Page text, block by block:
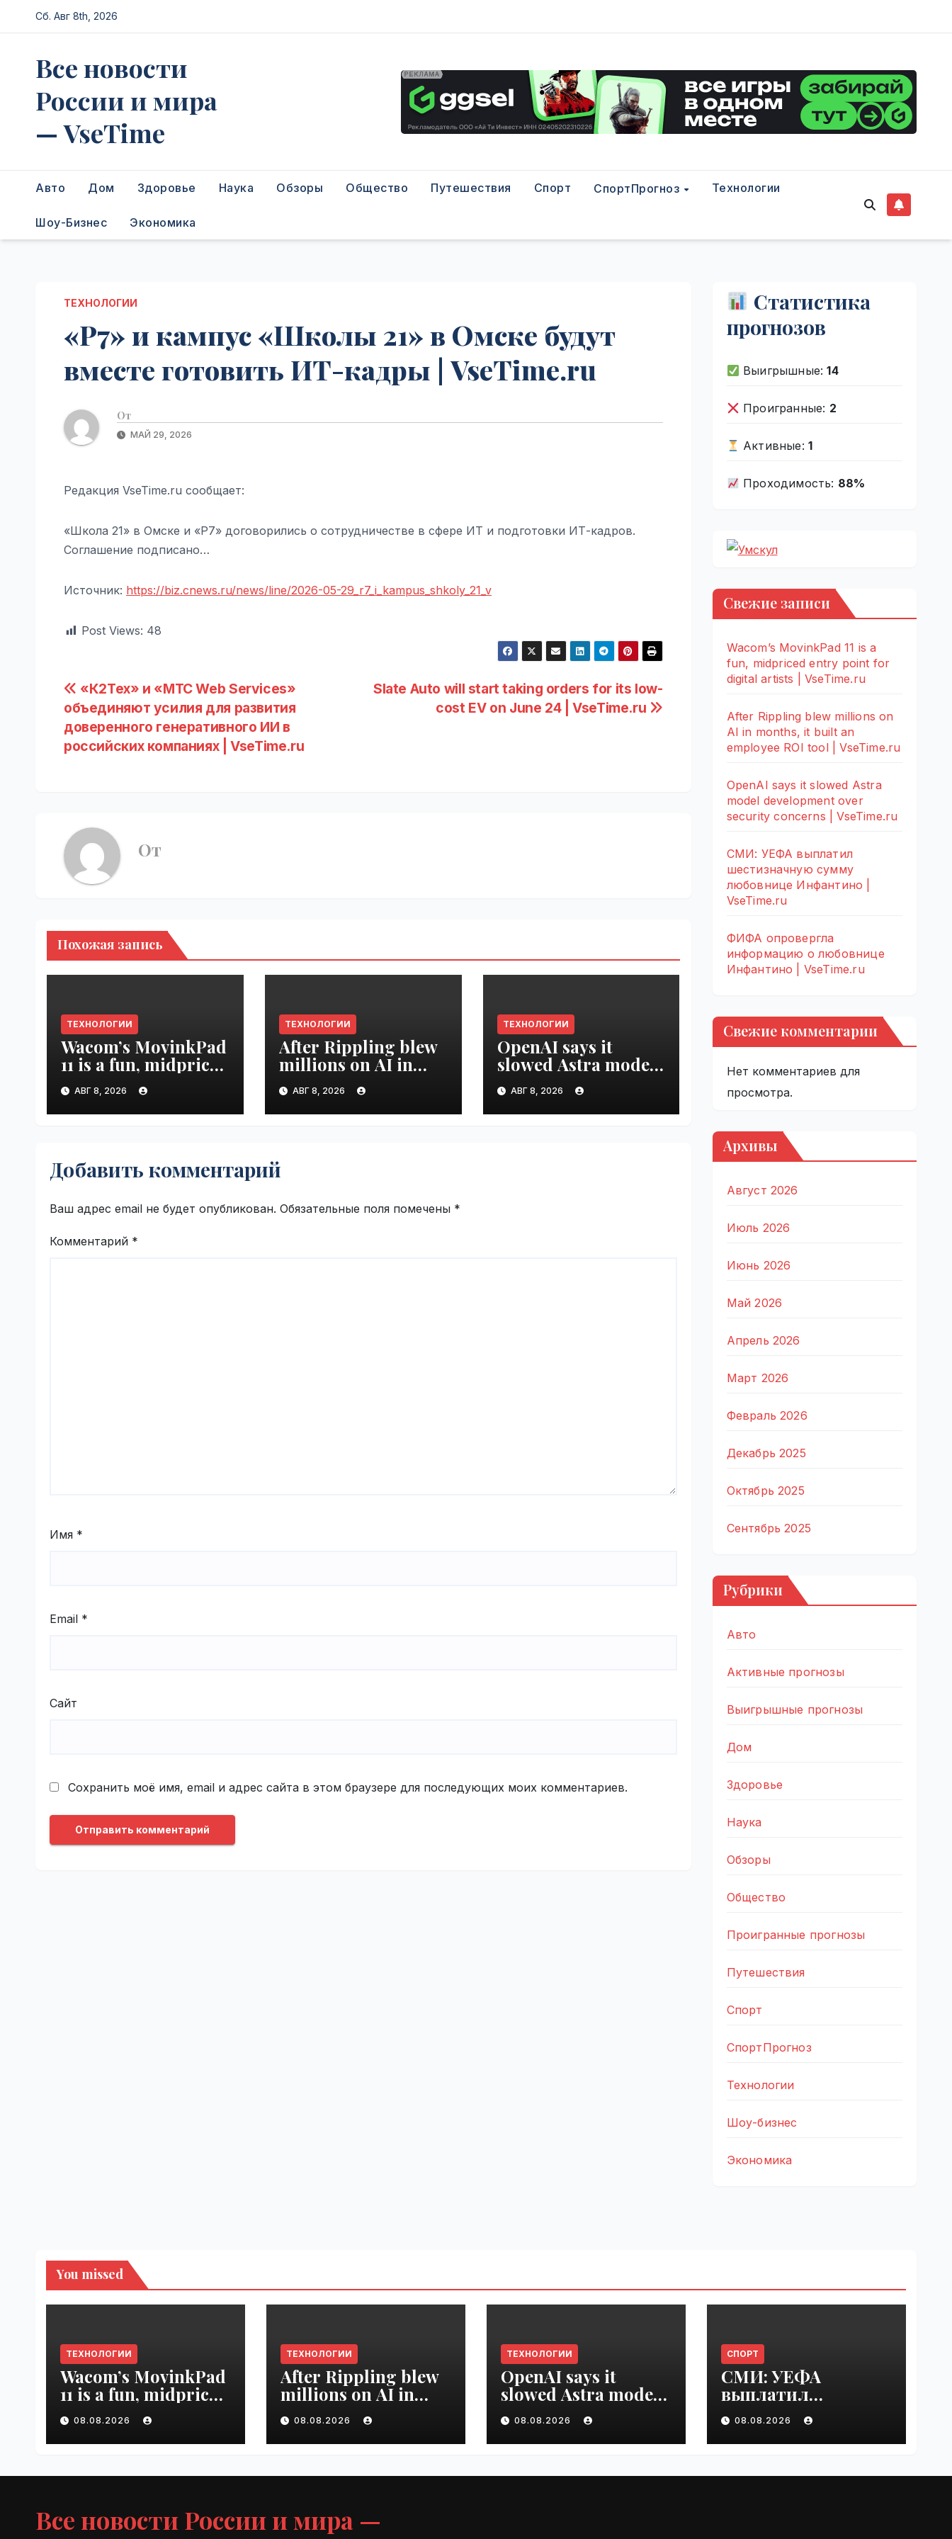
Перейти
к
Сб. Авг 8th, 2026
Все новости
России и мира
— VseTime
Авто Дом Здоровье Наука Обзоры Общество Путешествия Спорт СпортПрогноз Технологии
Шоу-Бизнес Экономика
ТЕХНОЛОГИИ
«Р7» и кампус «Школы 21» в Омске будут
вместе готовить ИТ-кадры | VseTime.ru
От
МАЙ 29, 2026
Редакция VseTime.ru сообщает:
«Школа 21» в Омске и «Р7» договорились о сотрудничестве в сфере ИТ и подготовки ИТ-кадров.
Соглашение подписано…
Источник: https://biz.cnews.ru/news/line/2026-05-29_r7_i_kampus_shkoly_21_v
Post Views: 48
Навигация
по
записям
Slate Auto will start taking orders for its low-
cost EV on June 24 | VseTime.ru
«К2Тех» и «МТС Web Services»
объединяют усилия для развития
доверенного генеративного ИИ в
российских компаниях | VseTime.ru
От
Похожая запись
ТЕХНОЛОГИИ
Wacom’s MovinkPad
11 is a fun, midpriced
entry point for
digital artists |
VseTime.ru
АВГ 8, 2026
ТЕХНОЛОГИИ
After Rippling blew
millions on AI in
months, it built an
employee ROI tool |
VseTime.ru
АВГ 8, 2026
ТЕХНОЛОГИИ
OpenAI says it
slowed Astra model
development over
security concerns |
VseTime.ru
АВГ 8, 2026
Добавить комментарий
Ваш адрес email не будет опубликован. Обязательные поля помечены *
Комментарий *
Имя *
Email *
Сайт
Сохранить моё имя, email и адрес сайта в этом браузере для последующих моих комментариев.
Статистика
прогнозов
Выигрышные:14
Проигранные: 2
Активные: 1
Проходимость: 88%
Свежие записи
Wacom’s MovinkPad 11 is a
fun, midpriced entry point for
digital artists | VseTime.ru
After Rippling blew millions on
AI in months, it built an
employee ROI tool | VseTime.ru
OpenAI says it slowed Astra
model development over
security concerns | VseTime.ru
СМИ: УЕФА выплатил
шестизначную сумму
любовнице Инфантино |
VseTime.ru
ФИФА опровергла
информацию о любовнице
Инфантино | VseTime.ru
Свежие комментарии
Нет комментариев для
просмотра.
Архивы
Август 2026
Июль 2026
Июнь 2026
Май 2026
Апрель 2026
Март 2026
Февраль 2026
Декабрь 2025
Октябрь 2025
Сентябрь 2025
Рубрики
Авто
Активные прогнозы
Выигрышные прогнозы
Дом
Здоровье
Наука
Обзоры
Общество
Проигранные прогнозы
Путешествия
Спорт
СпортПрогноз
Технологии
Шоу-бизнес
Экономика
You missed
ТЕХНОЛОГИИ
Wacom’s MovinkPad
11 is a fun, midpriced
entry point for
digital artists |
VseTime.ru
08.08.2026
ТЕХНОЛОГИИ
After Rippling blew
millions on AI in
months, it built an
employee ROI tool |
VseTime.ru
08.08.2026
ТЕХНОЛОГИИ
OpenAI says it
slowed Astra model
development over
security concerns |
VseTime.ru
08.08.2026
СПОРТ
СМИ: УЕФА
выплатил
шестизначную
сумму любовнице
Инфантино |
08.08.2026
Все новости России и мира —